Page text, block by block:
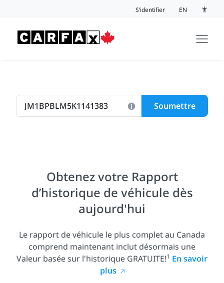
S’identifier
EN
Soumettre
Obtenez votre Rapport
d’historique de véhicule dès
aujourd'hui
Le rapport de véhicule le plus complet au Canada
comprend maintenant inclut désormais une
Valeur basée sur l'historique GRATUITE!1 En savoir
plus